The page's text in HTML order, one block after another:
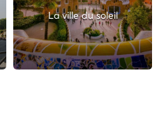
La ville du soleil